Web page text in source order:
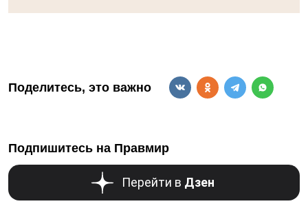
Поделитесь, это важно
Подпишитесь на Правмир
Перейти в Дзен